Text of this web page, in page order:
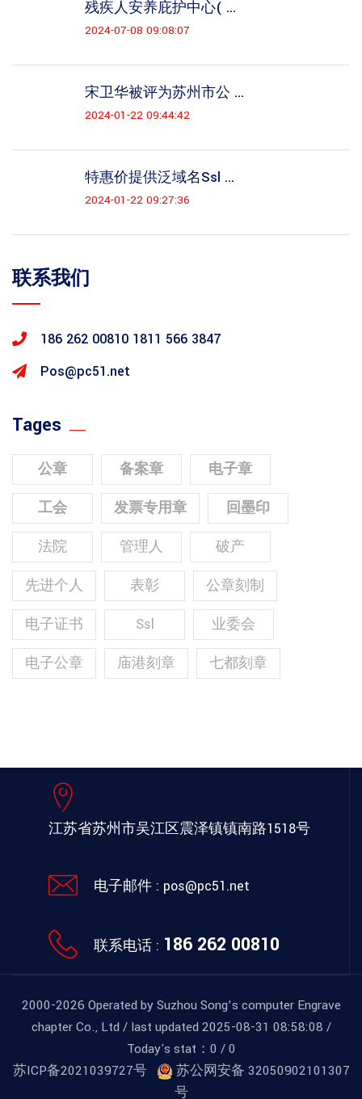
残疾人安养庇护中心( ...
2024-07-08 09:08:07
宋卫华被评为苏州市公 ...
2024-01-22 09:44:42
特惠价提供泛域名ssl ...
2024-01-22 09:27:36
联系我们
186 262 00810 1811 566 3847
Pos@pc51.net
Tages
公章 备案章 电子章
工会 发票专用章 回墨印
法院 管理人 破产
先进个人 表彰 公章刻制
电子证书 Ssl 业委会
电子公章 庙港刻章 七都刻章
江苏省苏州市吴江区震泽镇镇南路1518号
电子邮件 : pos@pc51.net
联系电话 : 186 262 00810
2000-2026 Operated by Suzhou Song’s computer Engrave
chapter Co., Ltd / last updated 2025-08-31 08:58:08 /
Today's stat： 0 /0
苏ICP备2021039727号
苏公网安备 32050902101307
号